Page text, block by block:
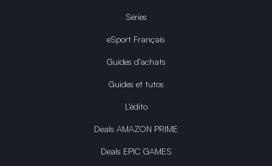
Séries
eSport Français
Guides d’achats
Guides et tutos
L'édito
Deals AMAZON PRIME
Deals EPIC GAMES